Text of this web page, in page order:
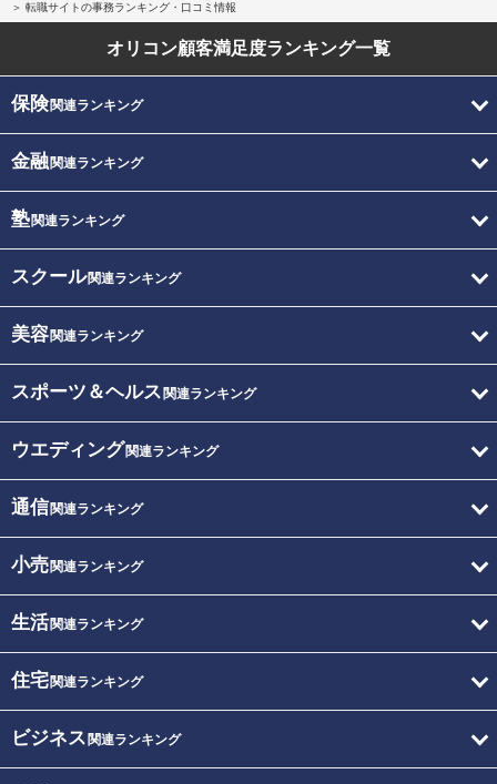
転職サイトの事務ランキング・口コミ情報
オリコン顧客満足度ランキング一覧
保険関連ランキング
金融関連ランキング
塾関連ランキング
スクール関連ランキング
美容関連ランキング
スポーツ＆ヘルス 関連ランキング
ウエディング関連ランキング
通信関連ランキング
小売関連ランキング
生活関連ランキング
住宅関連ランキング
ビジネス 関連ランキング